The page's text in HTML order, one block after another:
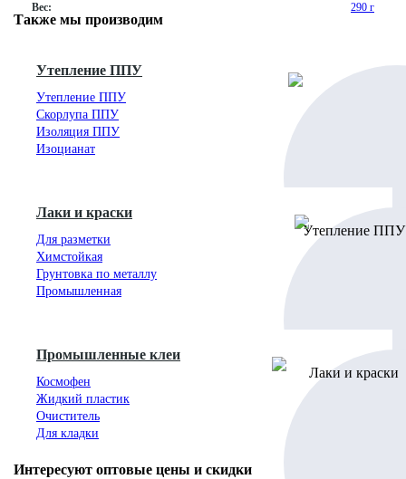
Вес:
290 г
Также мы производим
Утепление ППУ
Утепление ППУ
Скорлупа ППУ
Изоляция ППУ
Изоцианат
Лаки и краски
Для разметки
Химстойкая
Грунтовка по металлу
Промышленная
Промышленные клеи
Космофен
Жидкий пластик
Очиститель
Для кладки
Интересуют оптовые цены и скидки